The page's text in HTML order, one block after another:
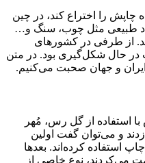
چاپش را اختراع کند، در چین
طبیعی مثل چوب، سنگ و…
از طرفی در کشورهای
حال شکل‌گیری بود. در متن
و جهان صحبت می‌کنیم.
استفاده از گل رس، مُهر
و می‌توان گفت اولین
استفاده کرده‌اند. بعدها
می‌کردند، نوع خاصی از